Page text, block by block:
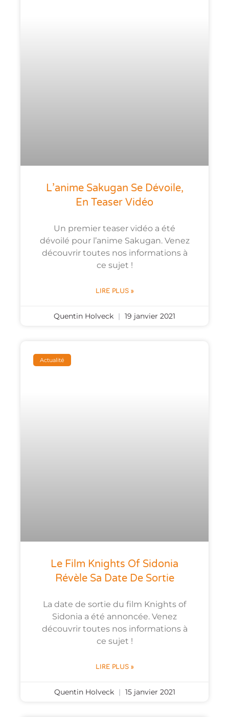
L’anime Sakugan Se Dévoile,
En Teaser Vidéo
Un premier teaser vidéo a été
dévoilé pour l’anime Sakugan. Venez
découvrir toutes nos informations à
ce sujet !
LIRE PLUS »
Quentin Holveck 19 janvier 2021
Actualité
Le Film Knights Of Sidonia
Révèle Sa Date De Sortie
La date de sortie du film Knights of
Sidonia a été annoncée. Venez
découvrir toutes nos informations à
ce sujet !
LIRE PLUS »
Quentin Holveck 15 janvier 2021